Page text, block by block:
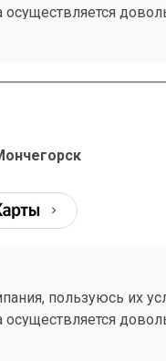
осуществляется
по будням и до
время моего
нюансы,
когда он прибыл
потому выше 4 заезд
пользуюсь их
осуществляется